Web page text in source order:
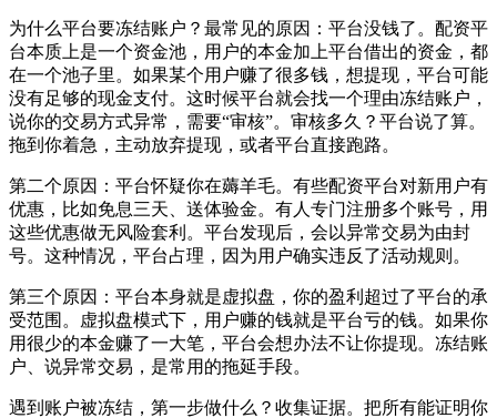
为什么平台要冻结账户？最常见的原因：平台没钱了。配资平
台本质上是一个资金池，用户的本金加上平台借出的资金，都
在一个池子里。如果某个用户赚了很多钱，想提现，平台可能
没有足够的现金支付。这时候平台就会找一个理由冻结账户，
说你的交易方式异常，需要“审核”。审核多久？平台说了算。
拖到你着急，主动放弃提现，或者平台直接跑路。
第二个原因：平台怀疑你在薅羊毛。有些配资平台对新用户有
优惠，比如免息三天、送体验金。有人专门注册多个账号，用
这些优惠做无风险套利。平台发现后，会以异常交易为由封
号。这种情况，平台占理，因为用户确实违反了活动规则。
第三个原因：平台本身就是虚拟盘，你的盈利超过了平台的承
受范围。虚拟盘模式下，用户赚的钱就是平台亏的钱。如果你
用很少的本金赚了一大笔，平台会想办法不让你提现。冻结账
户、说异常交易，是常用的拖延手段。
遇到账户被冻结，第一步做什么？收集证据。把所有能证明你